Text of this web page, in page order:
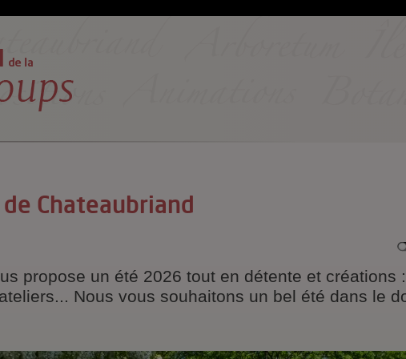
Chateaubriand
propose un été 2026 tout en détente et créations
Nous vous souhaitons un bel été dans le